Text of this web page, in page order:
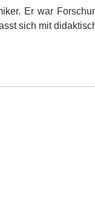
Er war
sich mit